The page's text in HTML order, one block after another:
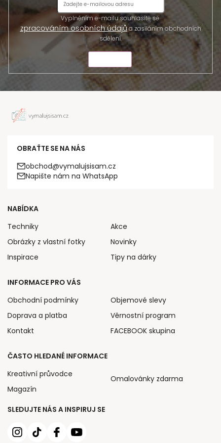
Vyplněním e-mailu souhlasíte se
zpracováním osobních údajůa zasíláním obchodních
sdělení.
OBRAŤTE SE NA NÁS
obchod@vymalujsisam.cz
Napište nám na WhatsApp
SLEDUJTE NÁS A INSPIRUJ SE
NABÍDKA
Techniky
Obrázky z vlastní fotky
Inspirace
Akce
Novinky
Tipy na dárky
INFORMACE PRO VÁS
Obchodní podmínky
Doprava a platba
Kontakt
Objemové slevy
Věrnostní program
FACEBOOK skupina
ČASTO HLEDANÉ INFORMACE
Kreativní průvodce
Magazín
Omalovánky zdarma